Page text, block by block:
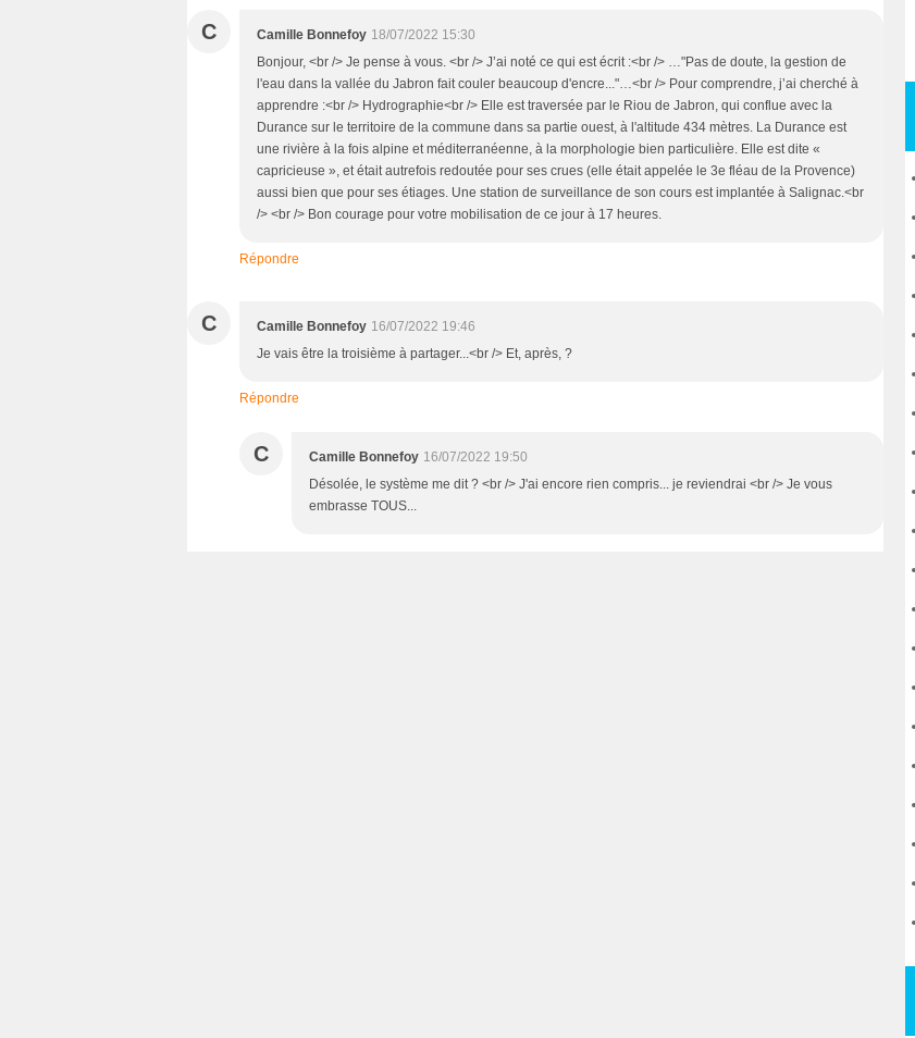
C Camille Bonnefoy 18/07/2022 15:30
Bonjour, <br /> Je pense à vous. <br /> J’ai noté ce qui est écrit :<br /> …"Pas de doute, la gestion de
l'eau dans la vallée du Jabron fait couler beaucoup d'encre..."…<br /> Pour comprendre, j’ai cherché à
apprendre :<br /> Hydrographie<br /> Elle est traversée par le Riou de Jabron, qui conflue avec la
Durance sur le territoire de la commune dans sa partie ouest, à l'altitude 434 mètres. La Durance est
une rivière à la fois alpine et méditerranéenne, à la morphologie bien particulière. Elle est dite «
capricieuse », et était autrefois redoutée pour ses crues (elle était appelée le 3e fléau de la Provence)
aussi bien que pour ses étiages. Une station de surveillance de son cours est implantée à Salignac.<br
/> <br /> Bon courage pour votre mobilisation de ce jour à 17 heures.
Répondre
C Camille Bonnefoy 16/07/2022 19:46
Je vais être la troisième à partager...<br /> Et, après, ?
Répondre
C Camille Bonnefoy 16/07/2022 19:50
Désolée, le système me dit ? <br /> J'ai encore rien compris... je reviendrai <br /> Je vous
embrasse TOUS...